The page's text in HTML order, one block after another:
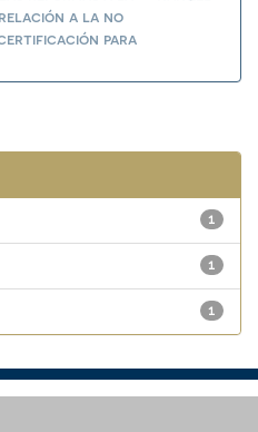
a la no
para
1
1
1